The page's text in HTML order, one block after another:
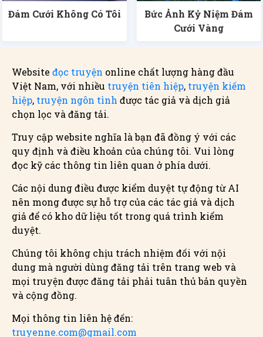
Đám Cưới Không Có Tôi
Bức Ảnh Kỷ Niệm Đám
Cưới Vàng
Website đọc truyện online chất lượng hàng đầu
Việt Nam, với nhiều truyện tiên hiệp, truyện kiếm
hiệp, truyện ngôn tình được tác giả và dịch giả
chọn lọc và đăng tải.
Truy cập website nghĩa là bạn đã đồng ý với các
quy định và điều khoản của chúng tôi. Vui lòng
đọc kỹ các thông tin liên quan ở phía dưới.
Các nội dung điều được kiểm duyệt tự động từ AI
nên mong được sự hỗ trợ của các tác giả và dịch
giả để có kho dữ liệu tốt trong quá trình kiểm
duyệt.
Chúng tôi không chịu trách nhiệm đối với nội
dung mà người dùng đăng tải trên trang web và
mọi truyện được đăng tải phải tuân thủ bản quyền
và cộng đồng.
Mọi thông tin liên hệ đến:
truyenne.com@gmail.com